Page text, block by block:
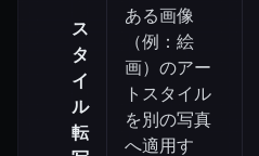
ス
タ
イ
ル
転
ある画像
（例：絵
画）のアー
トスタイル
を別の写真
へ適用す